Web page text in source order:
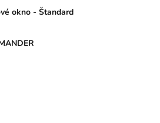
okno - Štandard